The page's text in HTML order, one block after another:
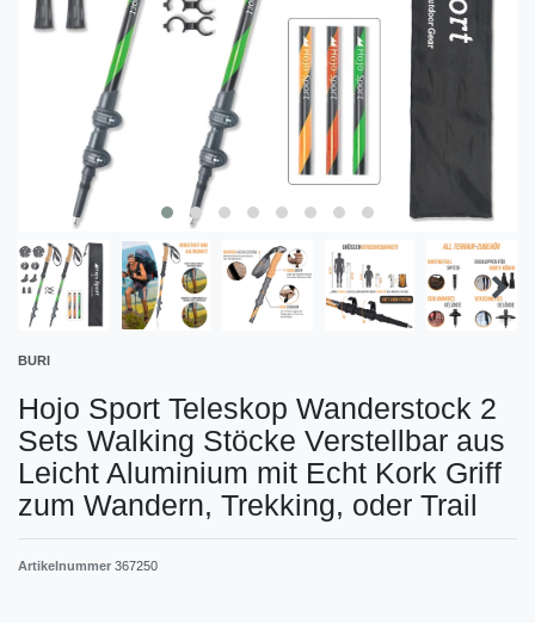
BURI
Hojo Sport Teleskop Wanderstock 2
Sets Walking Stöcke Verstellbar aus
Leicht Aluminium mit Echt Kork Griff
zum Wandern, Trekking, oder Trail
Artikelnummer 367250